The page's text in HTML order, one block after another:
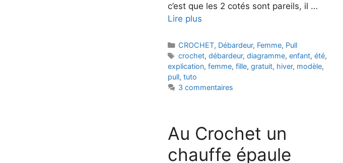
c’est que les 2 cotés sont pareils, il …
Lire plus
Catégories
CROCHET, Débardeur, Femme, Pull
Étiquettes
crochet,débardeur,diagramme,enfant,été,
explication, femme, fille, gratuit, hiver, modèle,
pull, tuto
3 commentaires
Au Crochet un
chauffe épaule